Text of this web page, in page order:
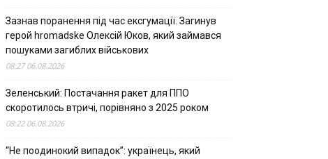
Зазнав поранення під час ексгумації. Загинув
герой hromadske Олексій Юков, який займався
пошуками загиблих військових
08:27 06.08.2026
Зеленський: Постачання ракет для ППО
скоротилось втричі, порівняно з 2025 роком
08:22 06.08.2026
“Не поодинокий випадок”: українець, який